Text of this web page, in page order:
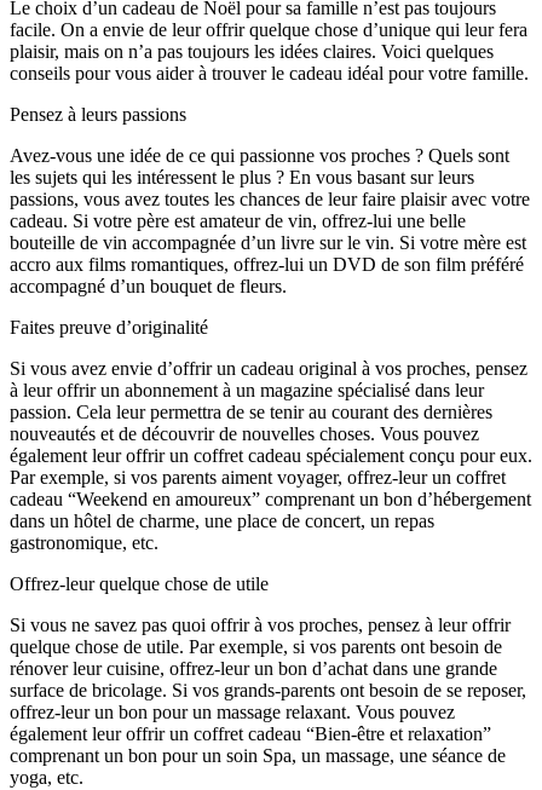
Le choix d’un cadeau de Noël pour sa famille n’est pas toujours
facile. On a envie de leur offrir quelque chose d’unique qui leur fera
plaisir, mais on n’a pas toujours les idées claires. Voici quelques
conseils pour vous aider à trouver le cadeau idéal pour votre famille.
Pensez à leurs passions
Avez-vous une idée de ce qui passionne vos proches ? Quels sont
les sujets qui les intéressent le plus ? En vous basant sur leurs
passions, vous avez toutes les chances de leur faire plaisir avec votre
cadeau. Si votre père est amateur de vin, offrez-lui une belle
bouteille de vin accompagnée d’un livre sur le vin. Si votre mère est
accro aux films romantiques, offrez-lui un DVD de son film préféré
accompagné d’un bouquet de fleurs.
Faites preuve d’originalité
Si vous avez envie d’offrir un cadeau original à vos proches, pensez
à leur offrir un abonnement à un magazine spécialisé dans leur
passion. Cela leur permettra de se tenir au courant des dernières
nouveautés et de découvrir de nouvelles choses. Vous pouvez
également leur offrir un coffret cadeau spécialement conçu pour eux.
Par exemple, si vos parents aiment voyager, offrez-leur un coffret
cadeau “Weekend en amoureux” comprenant un bon d’hébergement
dans un hôtel de charme, une place de concert, un repas
gastronomique, etc.
Offrez-leur quelque chose de utile
Si vous ne savez pas quoi offrir à vos proches, pensez à leur offrir
quelque chose de utile. Par exemple, si vos parents ont besoin de
rénover leur cuisine, offrez-leur un bon d’achat dans une grande
surface de bricolage. Si vos grands-parents ont besoin de se reposer,
offrez-leur un bon pour un massage relaxant. Vous pouvez
également leur offrir un coffret cadeau “Bien-être et relaxation”
comprenant un bon pour un soin Spa, un massage, une séance de
yoga, etc.